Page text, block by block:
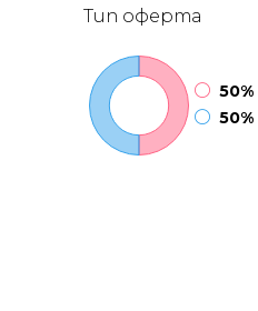
Тип оферта
50%
50%